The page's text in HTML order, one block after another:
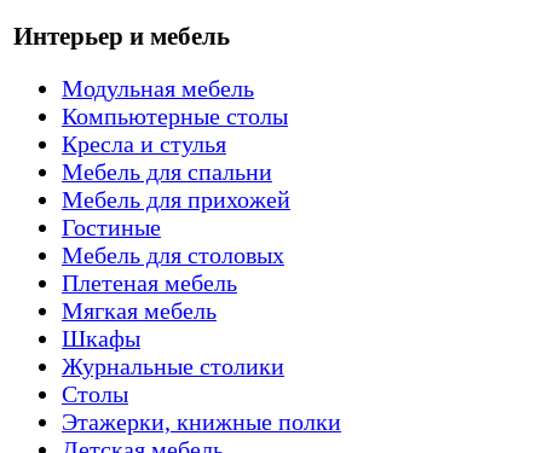
Интерьер и мебель
Модульная мебель
Компьютерные столы
Кресла и стулья
Мебель для спальни
Мебель для прихожей
Гостиные
Мебель для столовых
Плетеная мебель
Мягкая мебель
Шкафы
Журнальные столики
Столы
Этажерки, книжные полки